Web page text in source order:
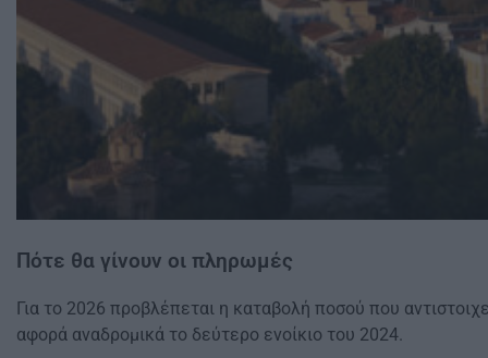
Πότε θα γίνουν οι πληρωμές
Για το 2026 προβλέπεται η καταβολή ποσού που
αφορά αναδρομικά το δεύτερο ενοίκιο του 2024.